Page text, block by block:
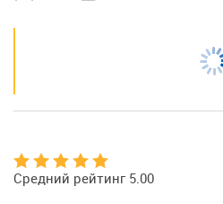
Средний рейтинг 5.00